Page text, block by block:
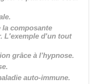
composante
L'exemple d'un tout
grâce à l’hypnose.
auto-immune.